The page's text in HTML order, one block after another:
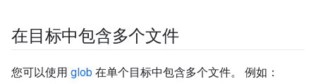
在目标中包含多个文件
您可以使用 glob 在单个目标中包含多个文件。 例如：